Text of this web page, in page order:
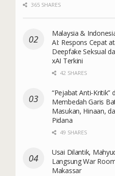
365 SHARES
Malaysia &
AI: Respons Cepat
Deepfake Seksual
xAI Terkini
42 SHARES
“Pejabat Anti-Kritik”
Membedah Garis
Masukan, Hinaan,
Pidana
49 SHARES
Usai Dilantik,
Langsung War
Makassar